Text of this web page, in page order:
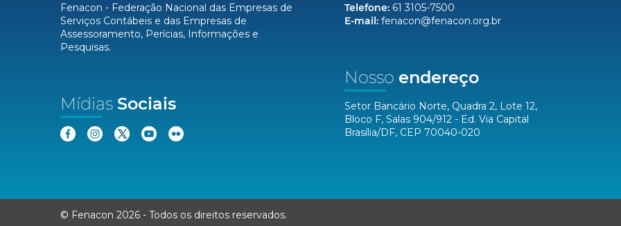
Fenacon - Federação Nacional das Empresas de
Serviços Contábeis e das Empresas de
Assessoramento, Perícias, Informações e
Pesquisas.
Mídias Sociais
Telefone: 61 3105-7500
E-mail: fenacon@fenacon.org.br
Nosso endereço
Setor Bancário Norte, Quadra 2, Lote 12,
Bloco F, Salas 904/912 - Ed. Via Capital
Brasília/DF, CEP 70040-020
© Fenacon 2026 - Todos os direitos reservados.